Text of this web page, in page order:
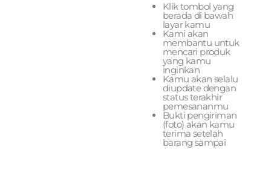
Klik tombol yang
berada di bawah
layar kamu
Kami akan
membantu untuk
mencari produk
yang kamu
inginkan
Kamu akan selalu
diupdate dengan
status terakhir
pemesananmu
Bukti pengiriman
(foto) akan kamu
terima setelah
barang sampai